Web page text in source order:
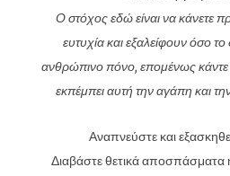
Ο στόχος εδώ είναι να κάνετε
ευτυχία και εξαλείφουν όσο
ανθρώπινο πόνο, επομένως κάντε
εκπέμπει αυτή την αγάπη και
Αναπνεύστε και
Διαβάστε θετικά αποσπάσματα